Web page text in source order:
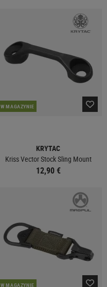
W MAGAZYNIE
KRYTAC
Kriss Vector Stock Sling Mount
12,90 €
W MAGAZYNIE